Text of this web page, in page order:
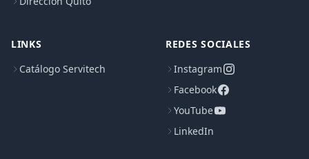
LINKS
Catálogo Servitech
REDES SOCIALES
Instagram
Facebook
YouTube
LinkedIn